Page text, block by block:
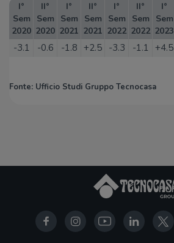
I°
Sem
2020
II°
Sem
2020
I°
Sem
2021
II°
Sem
2021
I°
Sem
2022
II°
Sem
2022
I°
Sem
2023
-3.1 -0.6 -1.8 +2.5 -3.3 -1.1 +4.5
Fonte: Ufficio Studi Gruppo Tecnocasa